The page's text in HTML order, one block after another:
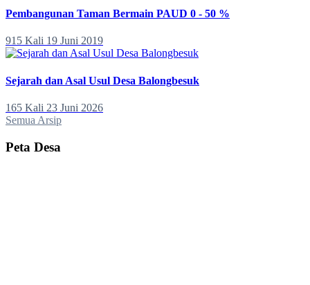
Pembangunan Taman Bermain PAUD 0 - 50 %
915 Kali 19 Juni 2019
Sejarah dan Asal Usul Desa Balongbesuk
165 Kali 23 Juni 2026
Semua Arsip
Peta Desa